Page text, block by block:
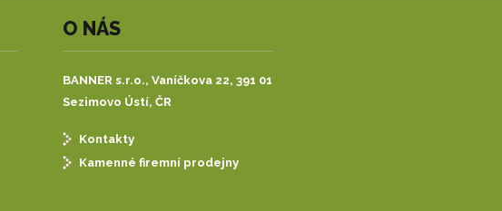
O NÁS
BANNER s.r.o., Vaníčkova 22, 391 01
Sezimovo Ústí, ČR
Kontakty
Kamenné firemní prodejny